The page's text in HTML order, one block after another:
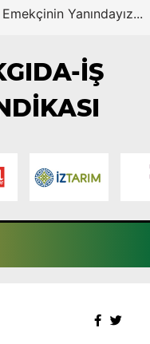
Yanındayız...
İŞ